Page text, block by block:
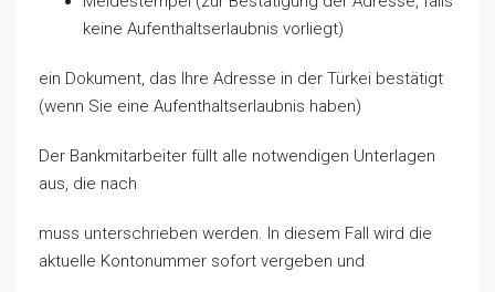
keine Aufenthaltserlaubnis vorliegt)
ein Dokument, das Ihre Adresse in der Türkei bestätigt
(wenn Sie eine Aufenthaltserlaubnis haben)
Der Bankmitarbeiter füllt alle notwendigen Unterlagen
aus, die nach
muss unterschrieben werden. In diesem Fall wird die
aktuelle Kontonummer sofort vergeben und